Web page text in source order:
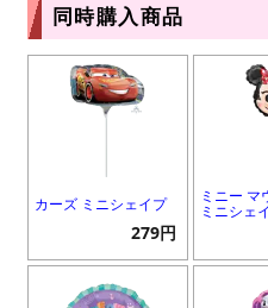
同時購入商品
カーズ ミニシェイプ
279円
ミニー マ
ミニシェ